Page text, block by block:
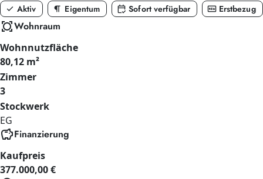
check Aktiv format_paragraph Eigentum calendar_check Sofort verfügbar fiber_new Erstbezug
all_outWohnraum
Wohnnutzfläche
80,12 m²
Zimmer
3
Stockwerk
EG
savingsFinanzierung
Kaufpreis
377.000,00 €